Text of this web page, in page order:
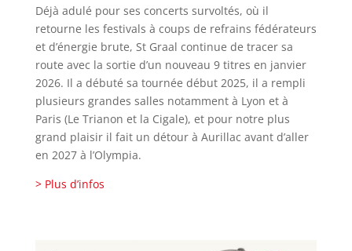
Déjà adulé pour ses concerts survoltés, où il
retourne les festivals à coups de refrains fédérateurs
et d’énergie brute, St Graal continue de tracer sa
route avec la sortie d’un nouveau 9 titres en janvier
2026. Il a débuté sa tournée début 2025, il a rempli
plusieurs grandes salles notamment à Lyon et à
Paris (Le Trianon et la Cigale), et pour notre plus
grand plaisir il fait un détour à Aurillac avant d’aller
en 2027 à l’Olympia.
> Plus d’infos